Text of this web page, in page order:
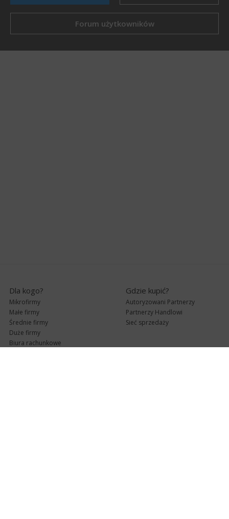
Forum użytkowników
Dla kogo?
Mikrofirmy
Małe firmy
Średnie firmy
Duże firmy
Biura rachunkowe
Gdzie kupić?
Autoryzowani Partnerzy
Partnerzy Handlowi
Sieć sprzedaży